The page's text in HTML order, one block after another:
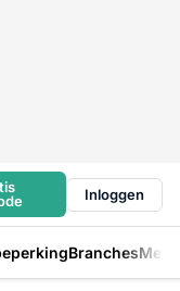
Inloggen
Branches